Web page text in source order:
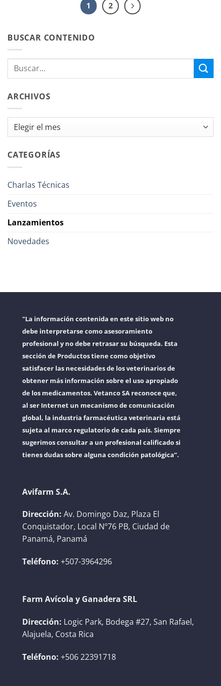
1 2
BUSCAR CONTENIDO
ARCHIVOS
Archivos
CATEGORÍAS
Charlas Técnicas
Eventos
Lanzamientos
Novedades
"La información contenida en este sitio web no
debe interpretarse como asesoramiento
profesional y no debe retrasar su búsqueda. Esta
sección de Productos tiene como objetivo
satisfacer las necesidades de los veterinarios de
obtener más información sobre el uso apropiado
de los medicamentos. Vetanco SA reconoce que,
al ser Internet un mecanismo de comunicación
global, la industria farmacéutica veterinaria está
sujeta al marco regulatorio de cada país. Siempre
sugerimos consultar a un profesional calificado si
tienes dudas sobre alguna condición patológica”.
Avifarm S.A.
Dirección: Av. Domingo Daz, Plaza El
Conquistador, Local Nº76 PB, Ciudad de
Panamá, Panamá
Teléfono: +507-3964296
Farm Avícola y Ganadera SRL
Dirección: Logic Park, Bodega #27, San Rafael,
Alajuela, Costa Rica
Teléfono: +506 22391718